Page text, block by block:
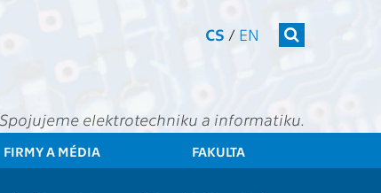
CS / EN
Spojujeme elektrotechniku a informatiku.
FIRMY A MÉDIA FAKULTA